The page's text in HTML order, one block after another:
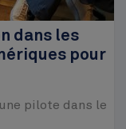
dans les
pour
pilote dans le